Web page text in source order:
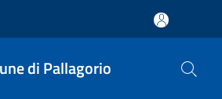
di Pallagorio